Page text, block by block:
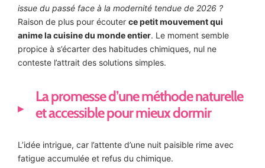
issue du passé face à la modernité tendue de 2026 ?
Raison de plus pour écouter ce petit mouvement qui
anime la cuisine du monde entier. Le moment semble
propice à s’écarter des habitudes chimiques, nul ne
conteste l’attrait des solutions simples.
La promesse d’une méthode naturelle
et accessible pour mieux dormir
L’idée intrigue, car l’attente d’une nuit paisible rime avec
fatigue accumulée et refus du chimique.